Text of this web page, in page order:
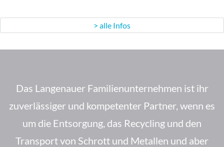
> alle Infos
Das Langenauer Familienunternehmen ist ihr
zuverlässiger und kompetenter Partner, wenn es
um die Entsorgung, das Recycling und den
Transport von Schrott und Metallen und aber